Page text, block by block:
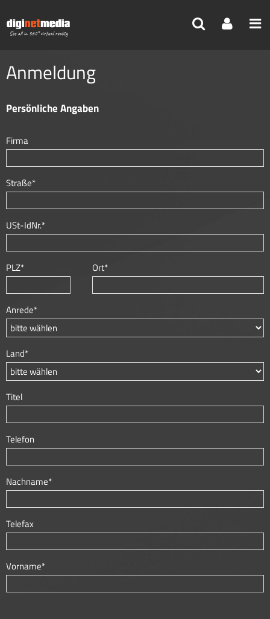
Reisebüro>Mein Profil
Anmeldung
Persönliche Angaben
Firma
Straße*
USt-IdNr.*
PLZ* Ort*
Anrede*
Land*
Titel
Telefon
Nachname*
Telefax
Vorname*